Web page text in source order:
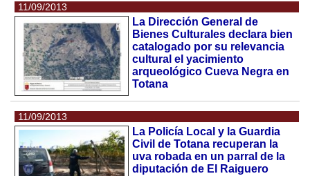
11/09/2013
La Dirección General de
Bienes Culturales declara bien
catalogado por su relevancia
cultural el yacimiento
arqueológico Cueva Negra en
Totana
11/09/2013
La Policía Local y la Guardia
Civil de Totana recuperan la
uva robada en un parral de la
diputación de El Raiguero